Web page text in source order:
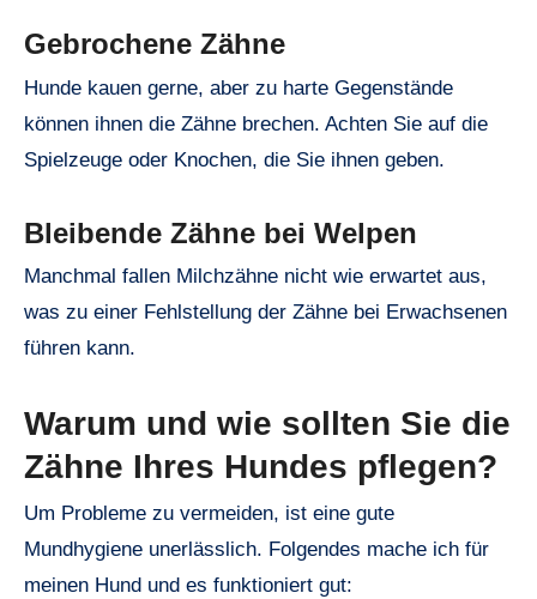
Gebrochene Zähne
Hunde kauen gerne, aber zu harte Gegenstände
können ihnen die Zähne brechen. Achten Sie auf die
Spielzeuge oder Knochen, die Sie ihnen geben.
Bleibende Zähne bei Welpen
Manchmal fallen Milchzähne nicht wie erwartet aus,
was zu einer Fehlstellung der Zähne bei Erwachsenen
führen kann.
Warum und wie sollten Sie die
Zähne Ihres Hundes pflegen?
Um Probleme zu vermeiden, ist eine gute
Mundhygiene unerlässlich. Folgendes mache ich für
meinen Hund und es funktioniert gut: